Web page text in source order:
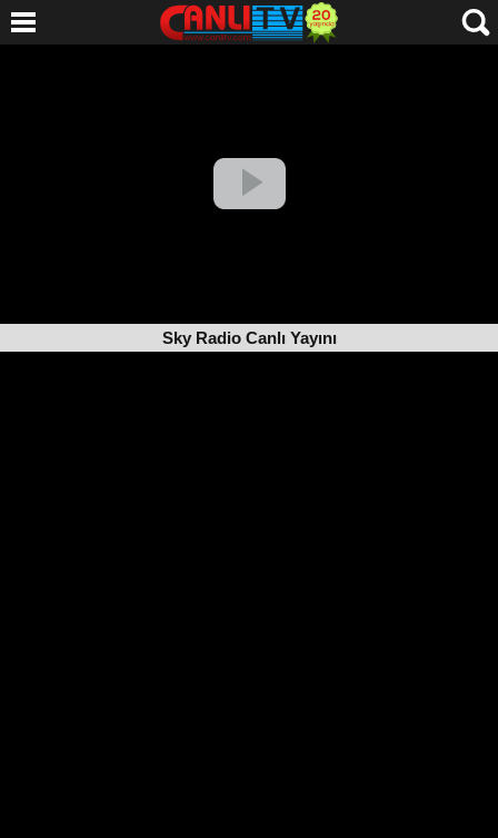
Sky Radio Canlı Yayını